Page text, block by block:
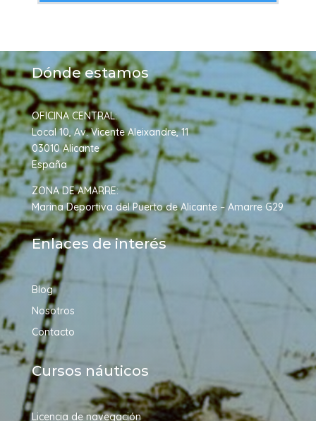
Dónde estamos
OFICINA CENTRAL:
Local 10, Av. Vicente Aleixandre, 11
03010 Alicante
España
ZONA DE AMARRE:
Marina Deportiva del Puerto de Alicante – Amarre G29
Enlaces de interés
Blog
Nosotros
Contacto
Cursos náuticos
Licencia de navegación